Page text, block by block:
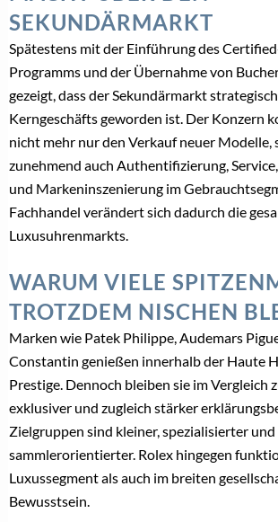
SEKUNDÄRMARKT
Spätestens mit der Einführung des
Programms und der Übernahme von
gezeigt, dass der Sekundärmarkt
Kerngeschäfts geworden ist. Der Konzern
nicht mehr nur den Verkauf neuer Modelle,
zunehmend auch Authentifizierung,
und Markeninszenierung im
Fachhandel verändert sich dadurch die
Luxusuhrenmarkts.
WARUM VIELE
TROTZDEM NISCHEN
Marken wie Patek Philippe, Audemars
Constantin genießen innerhalb der Haute
Prestige. Dennoch bleiben sie im Vergleich
exklusiver und zugleich stärker
Zielgruppen sind kleiner, spezialisierter und
sammlerorientierter. Rolex hingegen
Luxussegment als auch im breiten
Bewusstsein.